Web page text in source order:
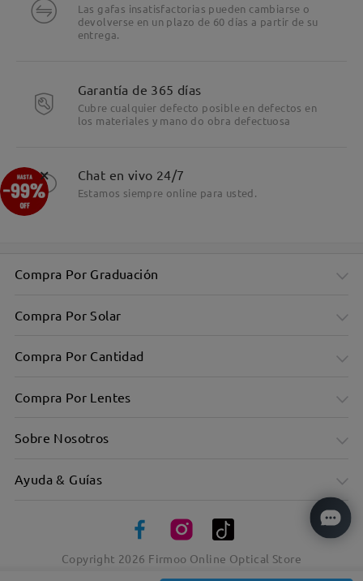
Lo retro se une a lo moderno con una mezcla de materiales
Las gafas insatisfactorias pueden cambiarse o
devolverse en un plazo de 60 días a partir de su
entrega.
Garantía de 365 días
Cubre cualquier defecto posible en defectos en
los materiales y mano do obra defectuosa
Chat en vivo 24/7
Estamos siempre online para usted.
Compra Por Graduación
Compra Por Solar
Compra Por Cantidad
Compra Por Lentes
Sobre Nosotros
Ayuda & Guías
Copyright 2026 Firmoo Online Optical Store
×